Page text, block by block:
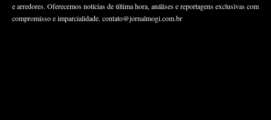
e arredores. Oferecemos notícias de última hora, análises e reportagens exclusivas com
compromisso e imparcialidade. contato@jornalmogi.com.br